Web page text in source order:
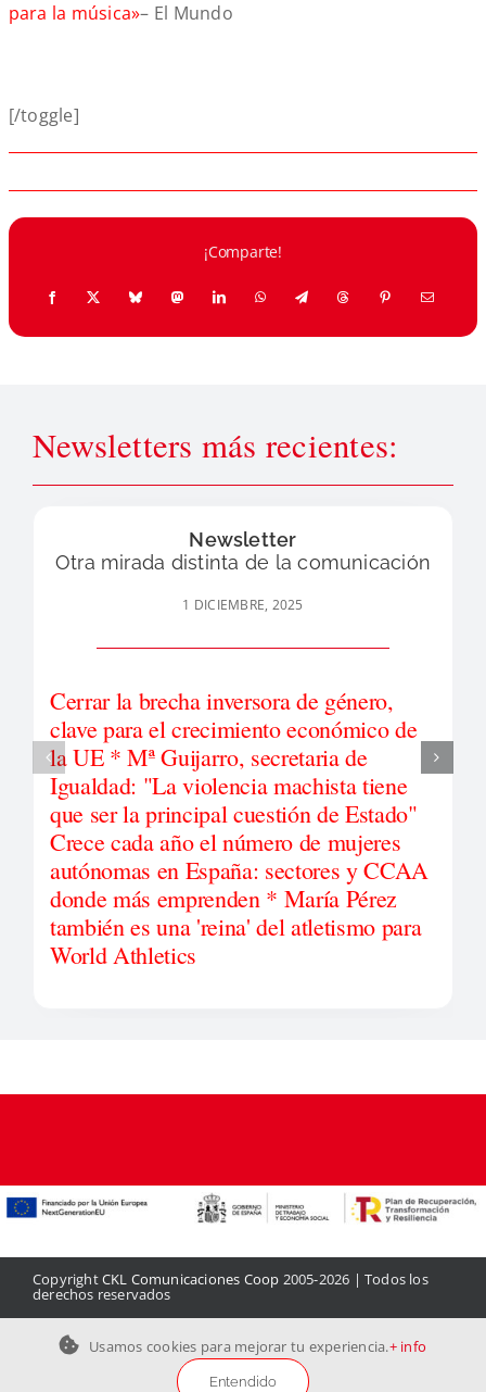
para la música»– El Mundo
[/toggle]
¡Comparte!
Newsletters más recientes:
Newsletter
Otra mirada distinta de la comunicación
1 DICIEMBRE, 2025
Cerrar la brecha inversora de género,
clave para el crecimiento económico de
la UE * Mª Guijarro, secretaria de
Igualdad: "La violencia machista tiene
que ser la principal cuestión de Estado"
Crece cada año el número de mujeres
autónomas en España: sectores y CCAA
donde más emprenden * María Pérez
también es una 'reina' del atletismo para
World Athletics
CopyrightCKL Comunicaciones Coop 2005-2026 | Todos los
derechos reservados
Aviso legal|Política de privacidad|Política de cookies|
ContactoUsamos cookies para mejorar tu experiencia.+ info
Entendido